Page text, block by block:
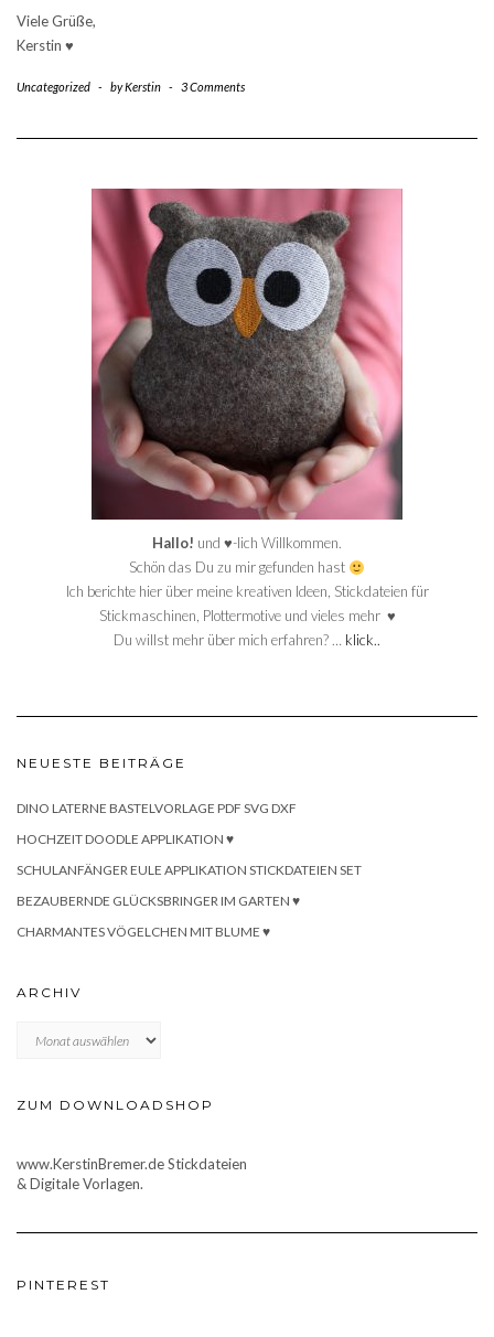
Viele Grüße,
Kerstin ♥
Uncategorized - byKerstin - 3 Comments
Hallo! und ♥-lich Willkommen.
Schön das Du zu mir gefunden hast
Ich berichte hier über meine kreativen Ideen, Stickdateien für
Stickmaschinen, Plottermotive und vieles mehr ♥
Du willst mehr über mich erfahren? … klick..
NEUESTE BEITRÄGE
DINO LATERNE BASTELVORLAGE PDF SVG DXF
HOCHZEIT DOODLE APPLIKATION ♥
SCHULANFÄNGER EULE APPLIKATION STICKDATEIEN SET
BEZAUBERNDE GLÜCKSBRINGER IM GARTEN ♥
CHARMANTES VÖGELCHEN MIT BLUME ♥
ARCHIV
ZUM DOWNLOADSHOP
www.KerstinBremer.de Stickdateien
& Digitale Vorlagen.
PINTEREST